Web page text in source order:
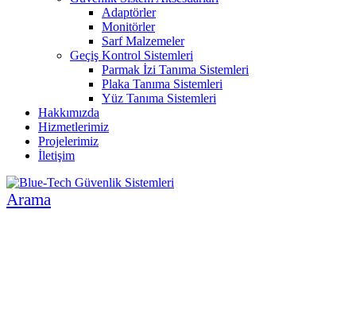
Adaptörler
Monitörler
Sarf Malzemeler
Geçiş Kontrol Sistemleri
Parmak İzi Tanıma Sistemleri
Plaka Tanıma Sistemleri
Yüz Tanıma Sistemleri
Hakkımızda
Hizmetlerimiz
Projelerimiz
İletişim
Arama